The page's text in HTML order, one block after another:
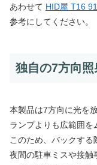
あわせて HID屋 T16
参考にしてください。
独自の7方向
本製品は7方向に光を
ランプよりも広範囲を
このため、バックする
夜間の駐車ミスや接触